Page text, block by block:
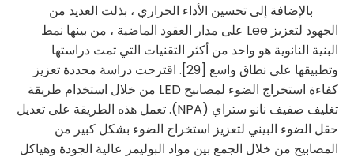
بالإضافة إلى تحسين الأداء الحراري ، بذلت العديد من
الجهود لتعزيز Lee على مدار العقود الماضية ، من بينها نمط
البنية النانوية هو واحد من أكثر التقنيات التي تمت دراستها
وتطبيقها على نطاق واسع [29]. اقترحت دراسة محددة تعزيز
كفاءة استخراج الضوء لمصابيح LED من خلال استخدام طريقة
تغليف صفيف نانو ستراي (NPA). تعمل هذه الطريقة على تعديل
حقل الضوء البيني لتعزيز استخراج الضوء بشكل كبير من
المصابيح من خلال الجمع بين مواد البوليمر عالية الجودة وهياكل